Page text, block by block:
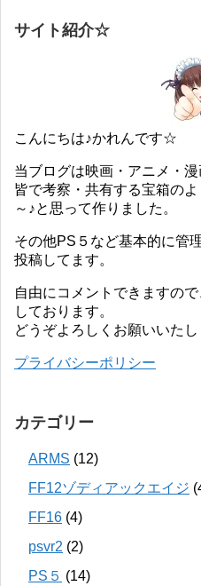
サイト紹介☆
こんにちは♪かれんです☆
当ブログは映画・アニメ・
皆で考察・共有する宝箱の
～♪と思って作りました。
その他PS５など基本的に管
投稿してます。
自由にコメントできますの
しております。
どうぞよろしくお願いいた
プライバシーポリシー
カテゴリー
ARMS (12)
FF12ゾディアックエイジ
FF16 (4)
psvr2 (2)
PS５ (14)